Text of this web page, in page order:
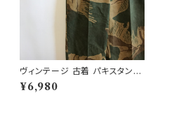
ヴィンテージ 古着 パキスタン軍
ブラッシュカモパンツ ビンテー
ジ ユーロミリタリー
¥6,980